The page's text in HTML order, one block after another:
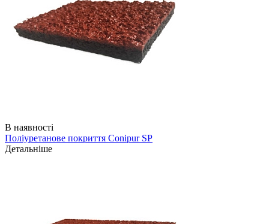
В наявності
Поліуретанове покриття Conipur SP
Детальніше